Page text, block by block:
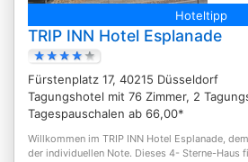
Hoteltipp
TRIP INN Hotel Esplanade
Fürstenplatz 17, 40215 Düsseldorf
Tagungshotel mit 76 Zimmer, 2
Tagespauschalen ab 66,00*
Willkommen im TRIP INN Hotel Esplanade,
der individuellen Note. Dieses 4- Sterne-Haus